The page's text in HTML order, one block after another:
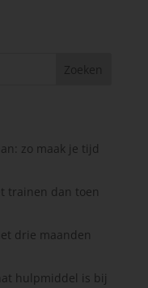
Zoeken
zo maak je tijd
trainen dan toen
drie maanden
hulpmiddel is bij